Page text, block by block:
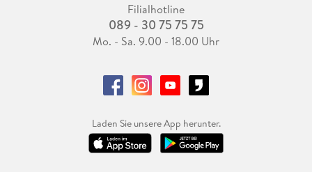
Filialhotline
089 - 30 75 75 75
Mo. - Sa. 9.00 - 18.00 Uhr
Laden Sie unsere App herunter.